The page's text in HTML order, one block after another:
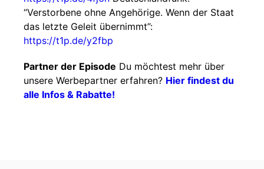
“Verstorbene ohne Angehörige. Wenn der Staat
das letzte Geleit übernimmt”:
https://t1p.de/y2fbp
Partner der Episode Du möchtest mehr über
unsere Werbepartner erfahren? Hier findest du
alle Infos & Rabatte!